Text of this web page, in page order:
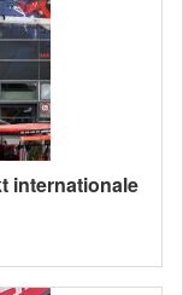
internationale